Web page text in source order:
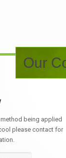
Our
being applied
please contact for